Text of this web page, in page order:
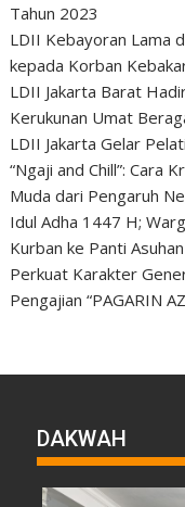
Tahun 2023
LDII Kebayoran Lama
kepada Korban
LDII Jakarta Barat
Kerukunan Umat
LDII Jakarta Gelar
“Ngaji and Chill”: Cara
Muda dari Pengaruh
Idul Adha 1447 H;
Kurban ke Panti Asuhan
Perkuat Karakter
Pengajian “PAGARIN
DAKWAH